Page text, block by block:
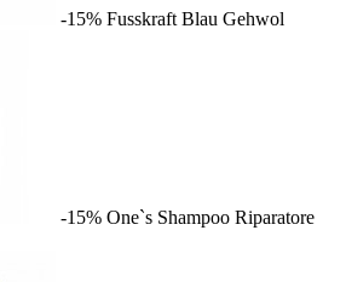
-15% Fusskraft Blau Gehwol
-15% One`s Shampoo Riparatore